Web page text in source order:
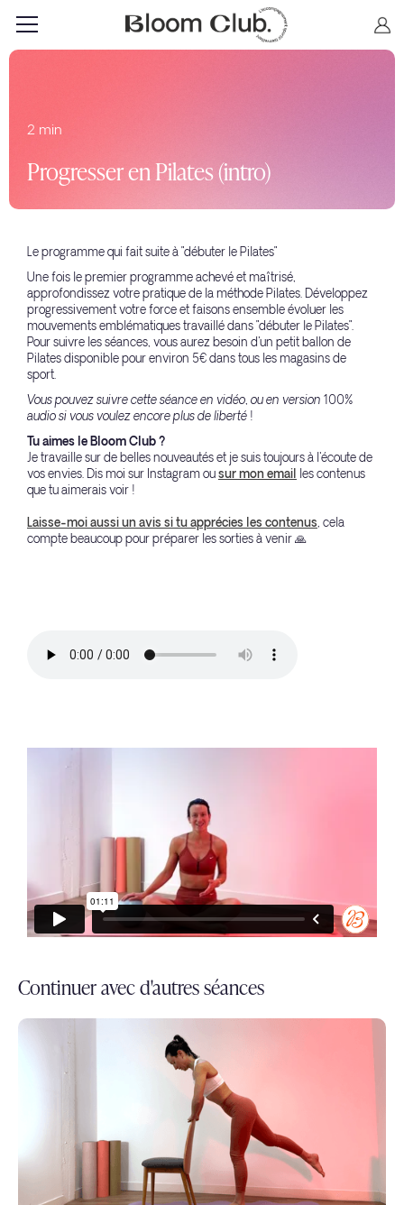
2 min
Progresser en Pilates (intro)
Le programme qui fait suite à "débuter le Pilates"
Une fois le premier programme achevé et maîtrisé,
approfondissez votre pratique de la méthode Pilates. Développez
progressivement votre force et faisons ensemble évoluer les
mouvements emblématiques travaillé dans "débuter le Pilates".
Pour suivre les séances, vous aurez besoin d'un petit ballon de
Pilates disponible pour environ 5€ dans tous les magasins de
sport.
Vous pouvez suivre cette séance en vidéo, ou en version 100%
audio si vous voulez encore plus de liberté !
Tu aimes le Bloom Club ?
Je travaille sur de belles nouveautés et je suis toujours à l'écoute de
vos envies. Dis moi sur Instagram ousur mon email les contenus
que tu aimerais voir !
Laisse-moi aussi un avis si tu apprécies les contenus, cela
compte beaucoup pour préparer les sorties à venir 🙏
Continuer avec d'autres séances